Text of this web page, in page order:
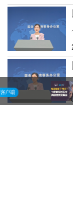
艺绽
有过